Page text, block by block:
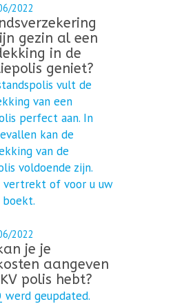
2022
gezin al een
in de
geniet?
vult de
van een
perfect aan. In
kan de
van de
voldoende zijn.
vertrekt of voor u uw
boekt.
2022
je je
aangeven
polis hebt?
werd geupdated.